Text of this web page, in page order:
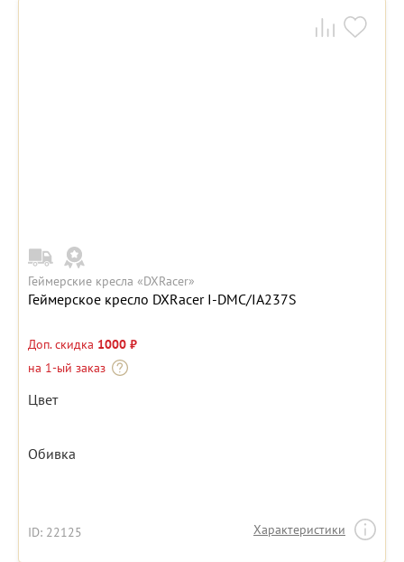
Геймерские кресла «DXRacer»
Геймерское кресло DXRacer I-DMC/IA237S
Доп. скидка 1000 ₽
на 1-ый заказ
Цвет
Обивка
ID: 22125 Характеристики